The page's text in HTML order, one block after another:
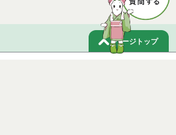
ページトップ